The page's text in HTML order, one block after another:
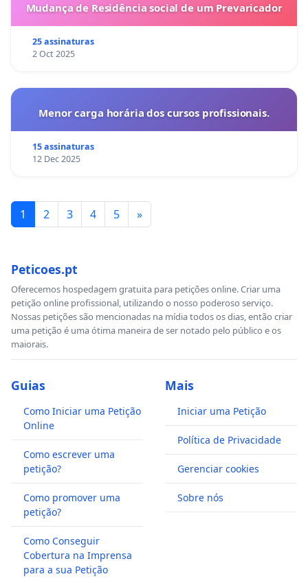
Mudança de Residência social de um Prevaricador
25 assinaturas
2 Oct 2025
Menor carga horária dos cursos profissionais.
15 assinaturas
12 Dec 2025
1 2 3 4 5 »
Peticoes.pt
Oferecemos hospedagem gratuita para petições online. Criar uma
petição online profissional, utilizando o nosso poderoso serviço.
Nossas petições são mencionadas na mídia todos os dias, então criar
uma petição é uma ótima maneira de ser notado pelo público e os
maiorais.
Guias
Como Iniciar uma Petição
Online
Como escrever uma
petição?
Como promover uma
petição?
Como Conseguir
Cobertura na Imprensa
para a sua Petição
Mais
Iniciar uma Petição
Política de Privacidade
Gerenciar cookies
Sobre nós